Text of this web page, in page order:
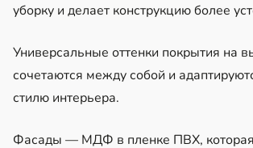
уборку и делает конструкцию более
Универсальные оттенки покрытия на
сочетаются между собой и
стилю интерьера.
Фасады — МДФ в пленке ПВХ,